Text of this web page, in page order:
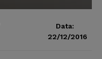
Data:
22/12/2016